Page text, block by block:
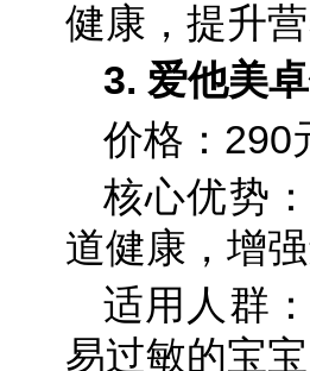
健康，提升
3. 爱他美
价格：290
核心优势
道健康，增
适用人群
易过敏的宝宝